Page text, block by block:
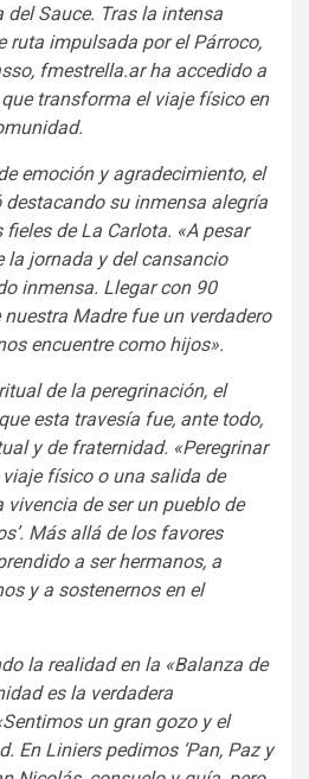
Sauce. Tras la intensa
ruta impulsada por el Párroco,
fmestrella.ar ha accedido a
transforma el viaje físico en
emoción y agradecimiento, el
destacando su inmensa alegría
de La Carlota. «A pesar
la jornada y del cansancio
inmensa. Llegar con 90
Madre fue un verdadero
encuentre como hijos».
de la peregrinación, el
esta travesía fue, ante todo,
y de fraternidad. «Peregrinar
físico o una salida de
de ser un pueblo de
Más allá de los favores
a ser hermanos, a
y a sostenernos en el
la realidad en la «Balanza de
es la verdadera
un gran gozo y el
En Liniers pedimos ‘Pan, Paz y